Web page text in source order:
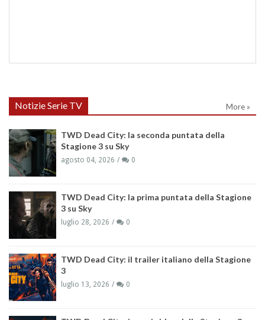
Notizie Serie TV More »
TWD Dead City: la seconda puntata della
Stagione 3 su Sky
agosto 04, 2026 0
TWD Dead City: la prima puntata della Stagione
3 su Sky
luglio 28, 2026 0
TWD Dead City: il trailer italiano della Stagione
3
luglio 13, 2026 0